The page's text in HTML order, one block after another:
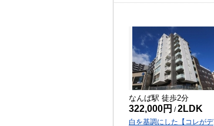
なんば駅 徒歩2分
322,000円 /2LDK
白を基調にした【コレがデ